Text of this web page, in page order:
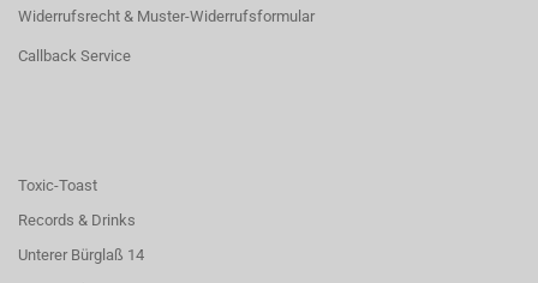
Widerrufsrecht & Muster-Widerrufsformular
Callback Service
Toxic-Toast
Records & Drinks
Unterer Bürglaß 14